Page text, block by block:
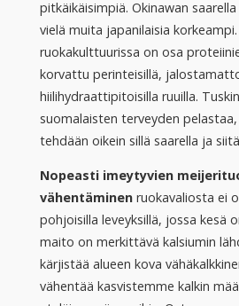
pitkäikäisimpiä. Okinawan
vielä muita japanilaisia korkeampi.
ruokakulttuurissa on osa
korvattu perinteisillä,
hiilihydraattipitoisilla ruuilla.
suomalaisten terveyden
tehdään oikein sillä saarella ja
Nopeasti imeytyvien
vähentäminenruokavaliosta ei
pohjoisilla leveyksillä, jossa kesä
maito on merkittävä kalsiumin
kärjistää alueen kova
vähentää kasvistemme kalkin